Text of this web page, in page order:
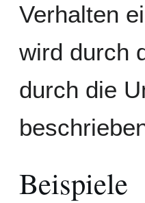
Verhalten
wird durch
durch die
Beispiele